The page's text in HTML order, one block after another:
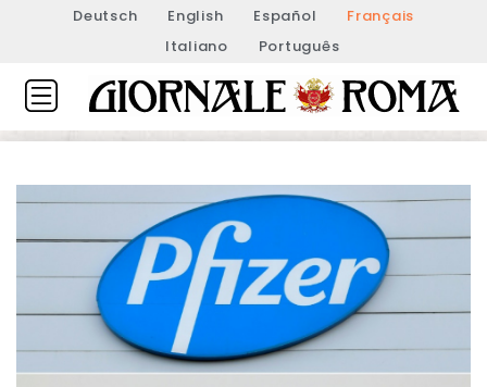
Deutsch English Español
Français
Italiano
Português